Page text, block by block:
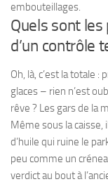
embouteillages.
Quels sont
d’un contrôle
Oh, là, c’est la totale
glaces – rien n’est
rêve ? Les gars de la
Même sous la caisse,
d’huile qui ruine le
peu comme un
verdict au bout à